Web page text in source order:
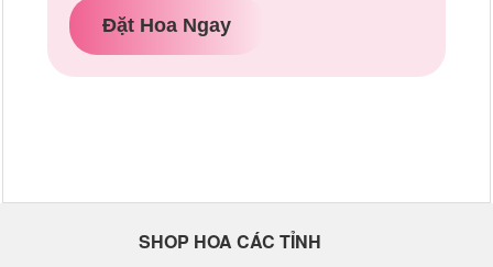
Đặt Hoa Ngay
SHOP HOA CÁC TỈNH